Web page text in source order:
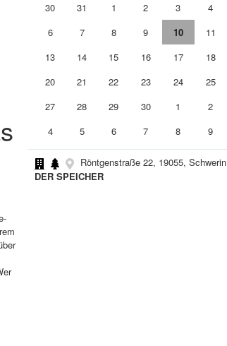
30
31 1 2 3 4
6
7 8 9 10 11
13
14 15 16 17 18
20
21 22 23 24 25
27
28 29 30 1 2
4
5 6 7 8 9
Röntgenstraße 22, 19055, Schwerin
DER SPEICHER